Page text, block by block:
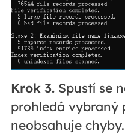
Krok 3.Spustí se
prohledá vybraný
neobsahuje chyby.